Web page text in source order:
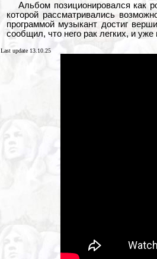
Альбом позиционировался как
которой рассматривались
программой музыкант достиг
сообщил, что него рак легких, и
Last update 13.10.25